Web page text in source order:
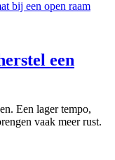
een
Een lager tempo,
vaak meer rust.